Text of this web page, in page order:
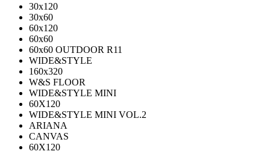
30х120
30х60
60х120
60х60
60х60 OUTDOOR R11
WIDE&STYLE
160x320
W&S FLOOR
WIDE&STYLE MINI
60X120
WIDE&STYLE MINI VOL.2
ARIANA
CANVAS
60Х120